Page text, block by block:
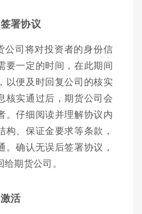
署协议
公司将对投资者的身份信
要一定的时间，在此期间
以便及时回复公司的核实
核实通过后，期货公司会
。仔细阅读并理解协议内
、保证金要求等条款，
确认无误后签署协议，
期货公司。
活